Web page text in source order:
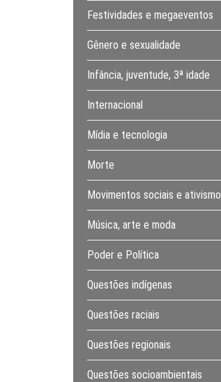
Festividades e megaeventos
Gênero e sexualidade
Infância, juventude, 3ª idade
Internacional
Mídia e tecnologia
Morte
Movimentos sociais e ativismo
Música, arte e moda
Poder e Política
Questões indígenas
Questões raciais
Questões regionais
Questões socioambientais